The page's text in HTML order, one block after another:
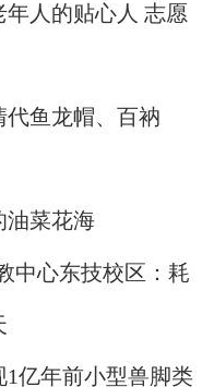
人的贴心人 志愿
代鱼龙帽、百衲
油菜花海
中心东技校区：耗
亿年前小型兽脚类